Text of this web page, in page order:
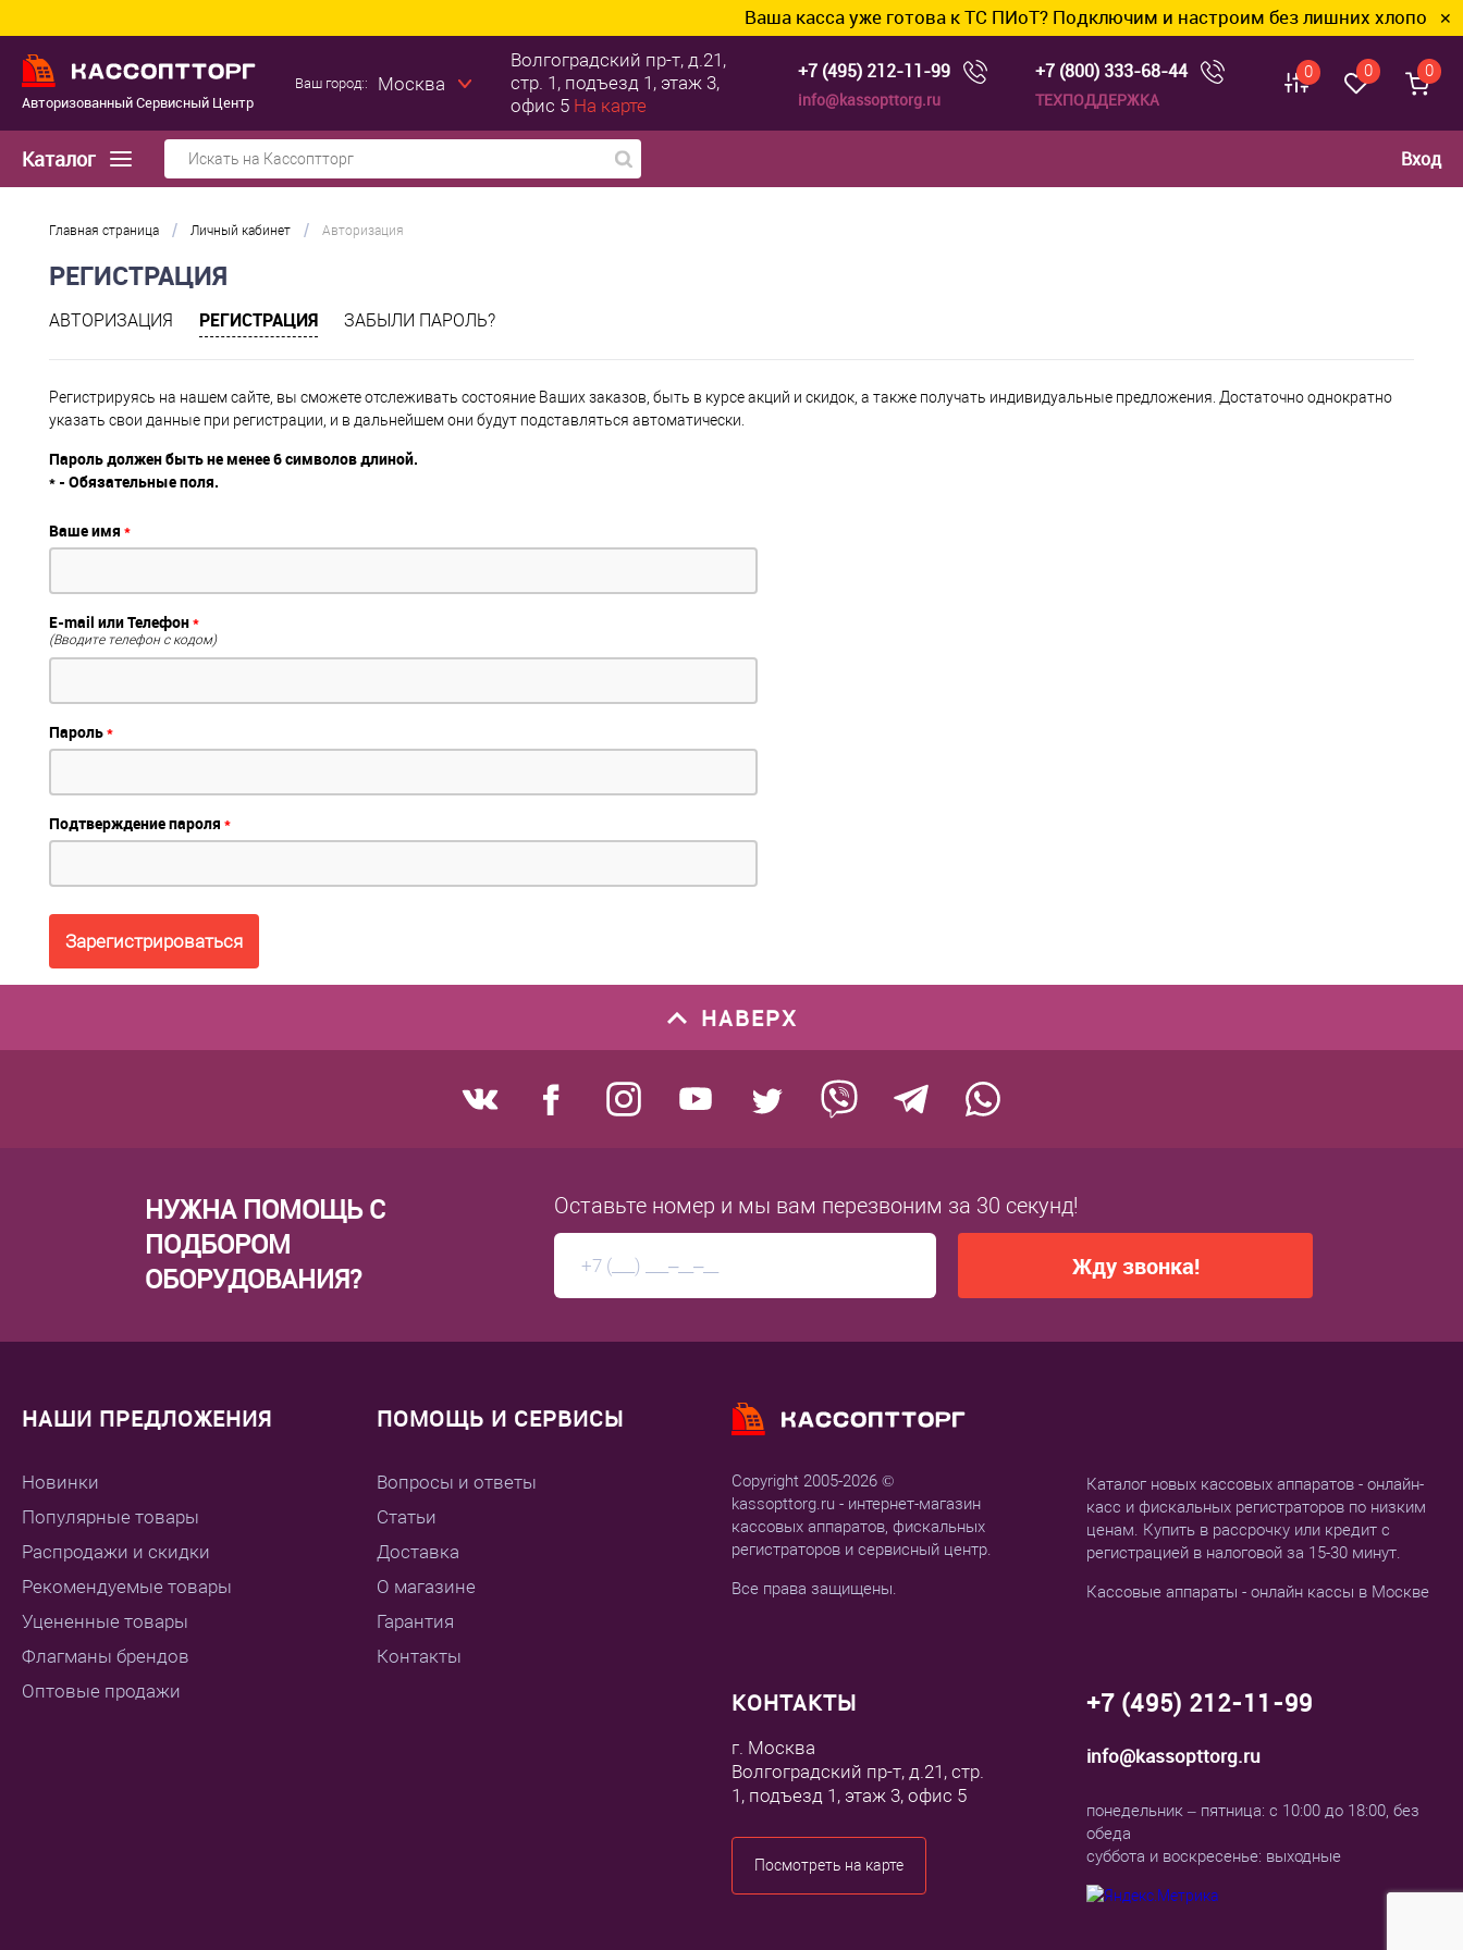
Ваша касса уже готова к ТС ПИоТ? Подключим и настроим без лишних хлопот. ✕
Авторизованный Сервисный Центр
Ваш город:: Москва
Волгоградский пр-т, д.21,
стр. 1, подъезд 1, этаж 3,
офис 5 На карте
+7 (495) 212-11-99
info@kassopttorg.ru
+7 (800) 333-68-44
ТЕХПОДДЕРЖКА
0 0 0
Каталог Вход
Главная страница / Личный кабинет / Авторизация
РЕГИСТРАЦИЯ
АВТОРИЗАЦИЯ РЕГИСТРАЦИЯ ЗАБЫЛИ ПАРОЛЬ?
Регистрируясь на нашем сайте, вы сможете отслеживать состояние Ваших заказов, быть в курсе акций и скидок, а также получать индивидуальные предложения. Достаточно однократно
указать свои данные при регистрации, и в дальнейшем они будут подставляться автоматически.
Пароль должен быть не менее 6 символов длиной.
* - Обязательные поля.
Ваше имя *
E-mail или Телефон*
(Вводите телефон с кодом)
Пароль*
Подтверждение пароля *
НАВЕРХ
НУЖНА ПОМОЩЬ С
ПОДБОРОМ
ОБОРУДОВАНИЯ?
Оставьте номер и мы вам перезвоним за 30 секунд!
Жду звонка!
НАШИ ПРЕДЛОЖЕНИЯ
Новинки
Популярные товары
Распродажи и скидки
Рекомендуемые товары
Уцененные товары
Флагманы брендов
Оптовые продажи
ПОМОЩЬ И СЕРВИСЫ
Вопросы и ответы
Статьи
Доставка
О магазине
Гарантия
Контакты
Copyright 2005-2026 ©
kassopttorg.ru - интернет-магазин
кассовых аппаратов, фискальных
регистраторов и сервисный центр.
Все права защищены.
Каталог новых кассовых аппаратов - онлайн-
касс и фискальных регистраторов по низким
ценам. Купить в рассрочку или кредит с
регистрацией в налоговой за 15-30 минут.
Кассовые аппараты - онлайн кассы в Москве
КОНТАКТЫ
г. Москва
Волгоградский пр-т, д.21, стр.
1, подъезд 1, этаж 3, офис 5
Посмотреть на карте
+7 (495) 212-11-99
info@kassopttorg.ru
понедельник – пятница: с 10:00 до 18:00, без
обеда
суббота и воскресенье: выходные